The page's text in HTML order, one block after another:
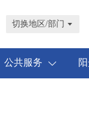
切换地区/部门
公共服务